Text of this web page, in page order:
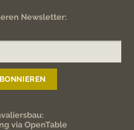
Newsletter:
via OpenTable